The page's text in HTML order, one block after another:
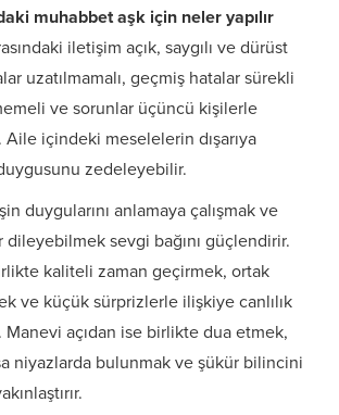
muhabbet aşk için neler yapılır
iletişim açık, saygılı ve dürüst
uzatılmamalı, geçmiş hatalar sürekli
ve sorunlar üçüncü kişilerle
Aile içindeki meselelerin dışarıya
zedeleyebilir.
duygularını anlamaya çalışmak ve
sevgi bağını güçlendirir.
kaliteli zaman geçirmek, ortak
ve küçük sürprizlerle ilişkiye canlılık
açıdan ise birlikte dua etmek,
niyazlarda bulunmak ve şükür bilincini